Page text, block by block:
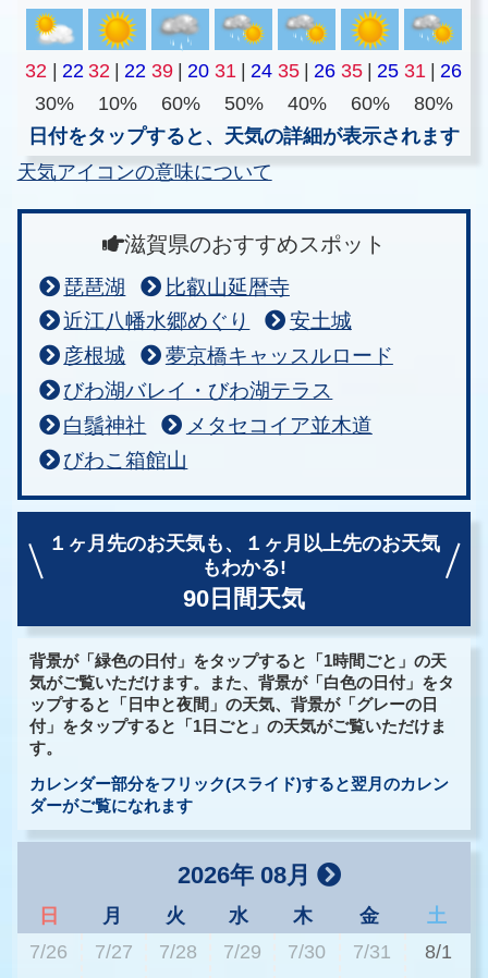
32 | 22 32 | 22 39 | 20 31 | 24 35 | 26 35 | 25 31 | 26
30%
10% 60% 50% 40% 60%
80%
日付をタップすると、天気の詳細が表示されます
天気アイコンの意味について
滋賀県のおすすめスポット
琵琶湖
比叡山延暦寺
近江八幡水郷めぐり
安土城
彦根城
夢京橋キャッスルロード
びわ湖バレイ・びわ湖テラス
白鬚神社
メタセコイア並木道
びわこ箱館山
１ヶ月先のお天気も、
１ヶ月以上先のお天気
もわかる!
90日間天気
背景が「緑色の日付」をタップすると「1時間ごと」の天
気がご覧いただけます。また、背景が「白色の日付」をタ
ップすると「日中と夜間」の天気、背景が「グレーの日
付」をタップすると「1日ごと」の天気がご覧いただけま
す。
カレンダー部分をフリック(スライド)すると翌月のカレン
ダーがご覧になれます
2026年 08月
日 月 火 水 木 金
土
7/26
7/27 7/28 7/29 7/30 7/31 8/1